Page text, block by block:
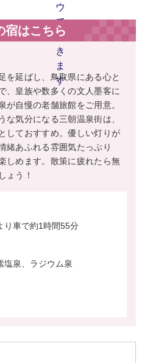
宿はこちら
を延ばし、鳥取県にある心と
、皇族や数多くの文人墨客に
自慢の老舗旅館をご用意。
な気分になる三朝温泉街は、
しておすすめ。優しい灯りが
緒あふれる雰囲気たっぷり
しめます。散策に疲れたら無
ょう！
車で約1時間55分
塩泉、ラジウム泉